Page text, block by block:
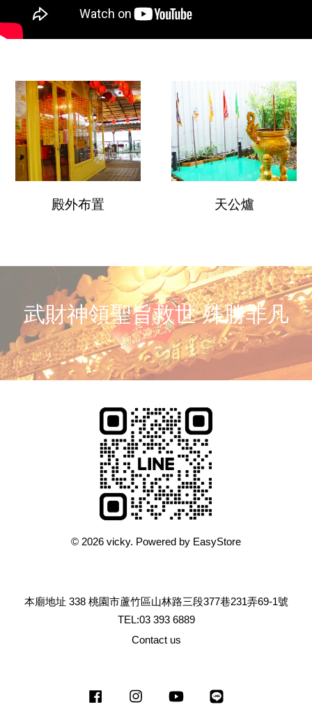
殿外布置 天公爐
武財神領聖旨救世 殊勝非凡
© 2026 vicky. Powered by EasyStore
本廟地址 338 桃園市蘆竹區山林路三段377巷231弄69-1號
TEL:03 393 6889
Contact us
Facebook Instagram YouTube